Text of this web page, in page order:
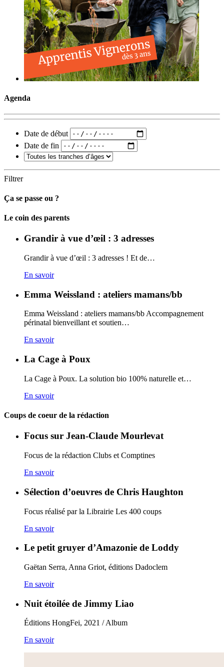
Agenda
Date de début
Date de fin
Filtrer
Ça se passe ou ?
Carto
Le coin des parents
Grandir à vue d’œil : 3 adresses
Grandir à vue d’œil : 3 adresses ! Et de…
En savoir
Emma Weissland : ateliers mamans/bb
Emma Weissland : ateliers mamans/bb Accompagnement
périnatal bienveillant et soutien…
En savoir
La Cage à Poux
La Cage à Poux. La solution bio 100% naturelle et…
En savoir
Coups de coeur de la rédaction
Focus sur Jean-Claude Mourlevat
Focus de la rédaction Clubs et Comptines
En savoir
Sélection d’oeuvres de Chris Haughton
Focus réalisé par la Librairie Les 400 coups
En savoir
Le petit gruyer d’Amazonie de Loddy
Gaëtan Serra, Anna Griot, éditions Dadoclem
En savoir
Nuit étoilée de Jimmy Liao
Éditions HongFei, 2021 / Album
En savoir